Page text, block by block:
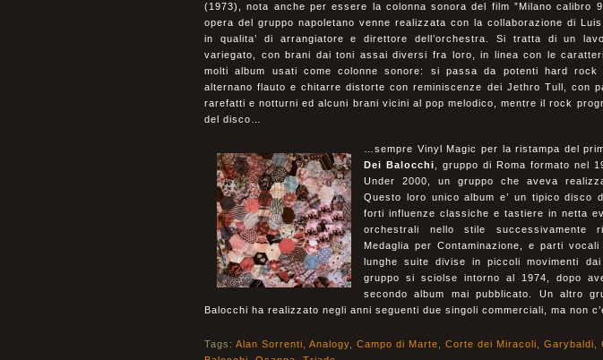
(1973), nota anche per essere la colonna sonora del film ”Milano calibro
opera del gruppo napoletano venne realizzata con la collaborazione di Luis
in qualita’ di arrangiatore e direttore dell’orchestra. Si tratta di un
variegato, con brani dai toni assai diversi fra loro, in linea con le
molti album usati come colonne sonore: si passa da potenti hard
alternano flauto e chitarre distorte con reminiscenze dei Jethro Tull, con
rarefatti e notturni ed alcuni brani vicini al pop melodico, mentre il rock
del disco…
…sempre Vinyl Magic per la ristampa del
Dei Balocchi , gruppo di Roma formato nel
Under 2000, un gruppo che aveva
Questo loro unico album e’ un tipico disco
forti influenze classiche e tastiere in netta
orchestrali nello stile successivamente
Medaglia per Contaminazione, e parti
lunghe suite divise in piccoli movimenti
gruppo si sciolse intorno al 1974, dopo
secondo album mai pubblicato. Un altro
Balocchi ha realizzato negli anni seguenti due singoli commerciali, ma non
Tags: Alan Sorrenti Analogy Campo di Marte Corte dei Miracoli Garybaldi